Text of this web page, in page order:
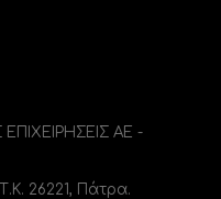
ΑΕ -
26221, Πάτρα.